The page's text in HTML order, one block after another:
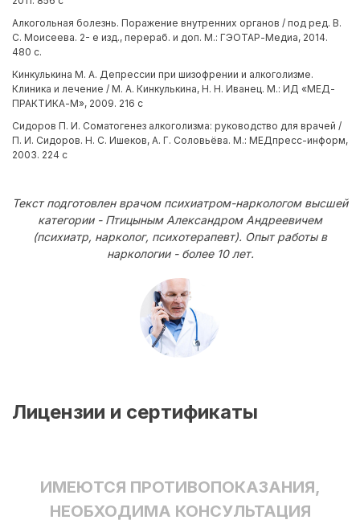
Алкогольная болезнь. Поражение внутренних органов / под ред. В.
С. Моисеева. 2- е изд., перераб. и доп. М.: ГЭОТАР-Медиа, 2014.
480 с.
Кинкулькина М. А. Депрессии при шизофрении и алкоголизме.
Клиника и лечение / М. А. Кинкулькина, Н. Н. Иванец. М.: ИД «МЕД-
ПРАКТИКА-М», 2009. 216 с
Сидоров П. И. Соматогенез алкоголизма: руководство для врачей /
П. И. Сидоров. Н. С. Ишеков, А. Г. Соловьёва. М.: МЕДпресс-информ,
2003. 224 с
Текст подготовлен врачом психиатром-наркологом высшей
категории - Птицыным Александром Андреевичем
(психиатр, нарколог, психотерапевт). Опыт работы в
наркологии - более 10 лет.
Лицензии и сертификаты
ИМЕЮТСЯ ПРОТИВОПОКАЗАНИЯ,
НЕОБХОДИМА КОНСУЛЬТАЦИЯ